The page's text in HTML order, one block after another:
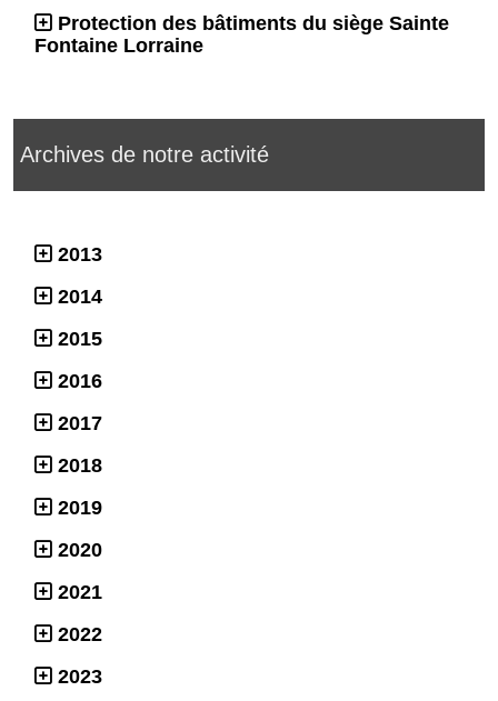
Protection des bâtiments du siège Sainte
Fontaine Lorraine
Archives de notre activité
2013
2014
2015
2016
2017
2018
2019
2020
2021
2022
2023